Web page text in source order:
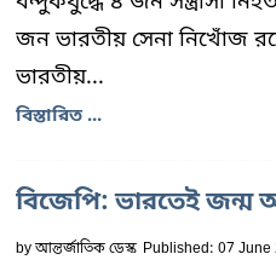
জন ভারতীয় সেনা নিখোঁজ
ভারতীয়...
বিস্তারিত ...
বিজেপি: ভারতেই জন্ম
byআন্তর্জাতিক ডেস্ক Published: 07 June